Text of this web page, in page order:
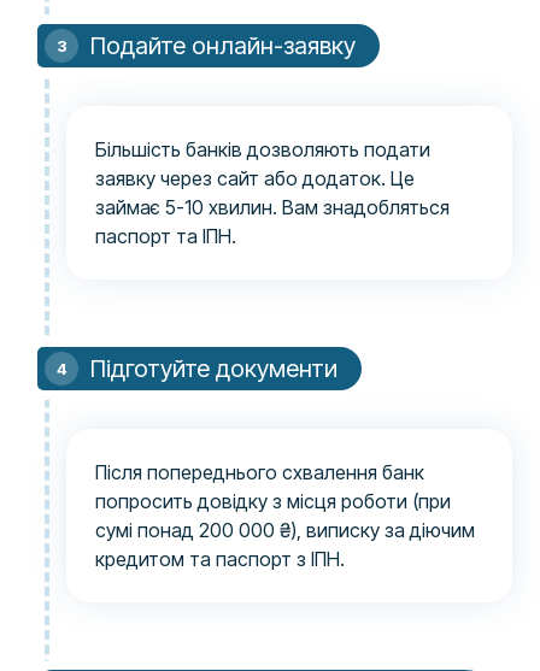
Подайте онлайн-заявку
Більшість банків дозволяють подати
заявку через сайт або додаток. Це
займає 5-10 хвилин. Вам знадобляться
паспорт та ІПН.
Підготуйте документи
Після попереднього схвалення банк
попросить довідку з місця роботи (при
сумі понад 200 000 ₴), виписку за діючим
кредитом та паспорт з ІПН.